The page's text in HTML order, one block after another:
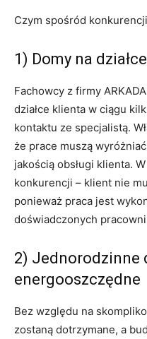
Czym spośród
1) Domy na
Fachowcy z firmy
działce klienta w ciągu
kontaktu ze specjalistą.
że prace muszą
jakością obsługi klienta.
konkurencji – klient nie
ponieważ praca jest
doświadczonych
2) Jednorodzinne
energooszczędne
Bez względu na
zostaną dotrzymane, a